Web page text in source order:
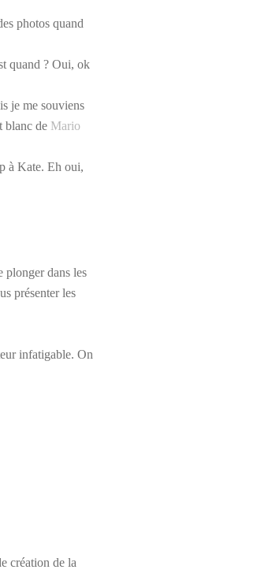
photos quand
quand ? Oui, ok
je me souviens
blanc de Mario
à Kate. Eh oui,
plonger dans les
présenter les
infatigable. On
création de la